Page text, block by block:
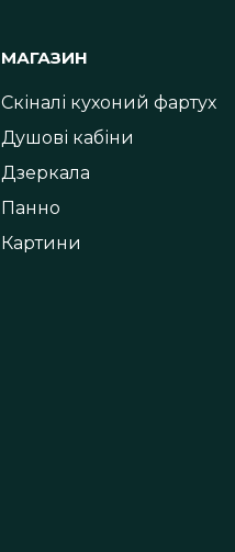
МАГАЗИН
Скіналі кухоний фартух
Душові кабіни
Дзеркала
Панно
Картини